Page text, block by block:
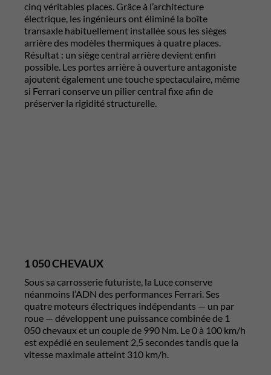
cinq véritables places. Grâce à l’architecture
électrique, les ingénieurs ont éliminé la boîte
transaxle habituellement installée sous les sièges
arrière des modèles thermiques à quatre places.
Résultat : un siège central arrière devient enfin
possible. Les portes arrière à ouverture antagoniste
ajoutent également une touche spectaculaire, même
si Ferrari conserve un pilier central fixe afin de
préserver la rigidité structurelle.
1 050 CHEVAUX
Sous sa carrosserie futuriste, la Luce conserve
néanmoins l’ADN des performances Ferrari. Ses
quatre moteurs électriques indépendants — un par
roue — développent une puissance combinée de 1
050 chevaux et un couple de 990 Nm. Le 0 à 100 km/h
est expédié en seulement 2,5 secondes tandis que la
vitesse maximale atteint 310 km/h.